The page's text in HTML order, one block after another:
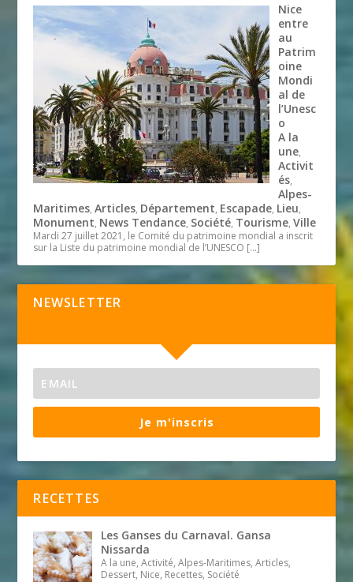
Nice
entre
au
Patrim
oine
Mondi
al de
l’Unesc
o
A la
une,
Activit
és,
Alpes-
Maritimes,Articles, Département, Escapade, Lieu,
Monument, News Tendance, Société, Tourisme,Ville
Mardi 27 juillet 2021, le Comité du patrimoine mondial a inscrit
sur la Liste du patrimoine mondial de l’UNESCO […]
NEWSLETTER
Je m'inscris
RECETTES
Les Ganses du Carnaval. Gansa
Nissarda
A la une, Activité, Alpes-Maritimes, Articles,
Dessert, Nice, Recettes, Société